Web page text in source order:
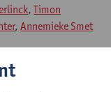
, Timon
, Annemieke Smet